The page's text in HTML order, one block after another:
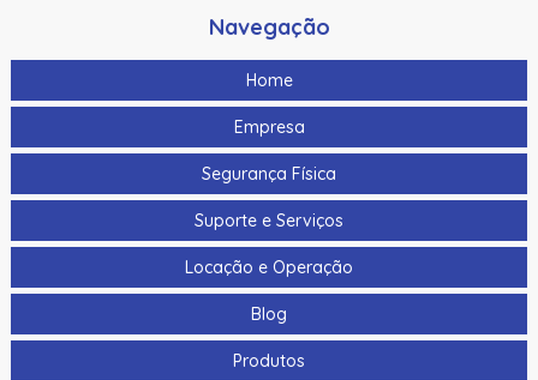
Navegação
Home
Empresa
Segurança Física
Suporte e Serviços
Locação e Operação
Blog
Produtos